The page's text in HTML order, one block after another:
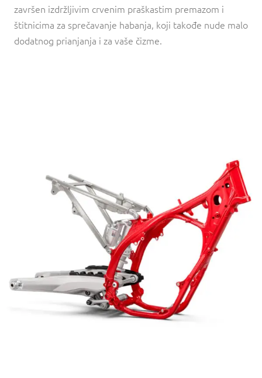
završen izdržljivim crvenim praškastim premazom i
štitnicima za sprečavanje habanja, koji takođe nude malo
dodatnog prianjanja i za vaše čizme.